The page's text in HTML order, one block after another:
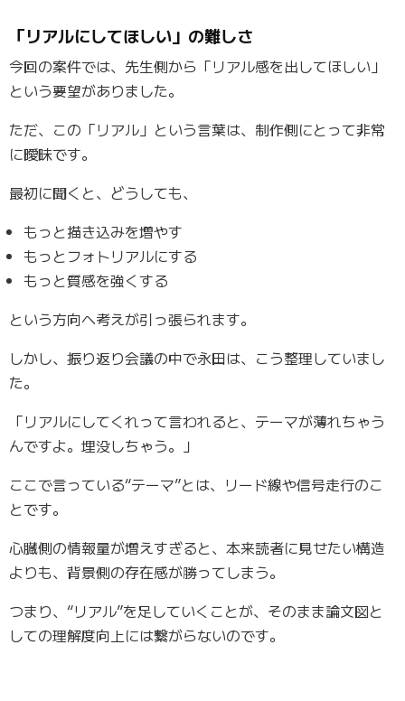
「リアルにしてほしい」の難しさ
今回の案件では、先生側から「リアル感を出してほしい」
という要望がありました。
ただ、この「リアル」という言葉は、制作側にとって非常
に曖昧です。
最初に聞くと、どうしても、
もっと描き込みを増やす
もっとフォトリアルにする
もっと質感を強くする
という方向へ考えが引っ張られます。
しかし、振り返り会議の中で永田は、こう整理していまし
た。
「リアルにしてくれって言われると、テーマが薄れちゃう
んですよ。埋没しちゃう。」
ここで言っている“テーマ”とは、リード線や信号走行のこ
とです。
心臓側の情報量が増えすぎると、本来読者に見せたい構造
よりも、背景側の存在感が勝ってしまう。
つまり、“リアル”を足していくことが、そのまま論文図と
しての理解度向上には繋がらないのです。